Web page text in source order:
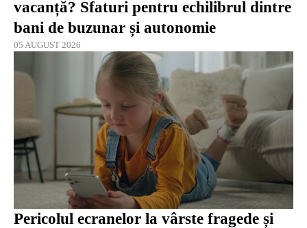
vacanță? Sfaturi pentru echilibrul dintre
bani de buzunar și autonomie
05 AUGUST 2026
Pericolul ecranelor la vârste fragede și